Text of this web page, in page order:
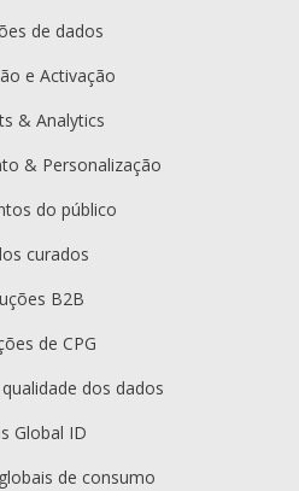
de dados
e Activação
& Analytics
& Personalização
do público
curados
B2B
de CPG
dos dados
Global ID
de consumo